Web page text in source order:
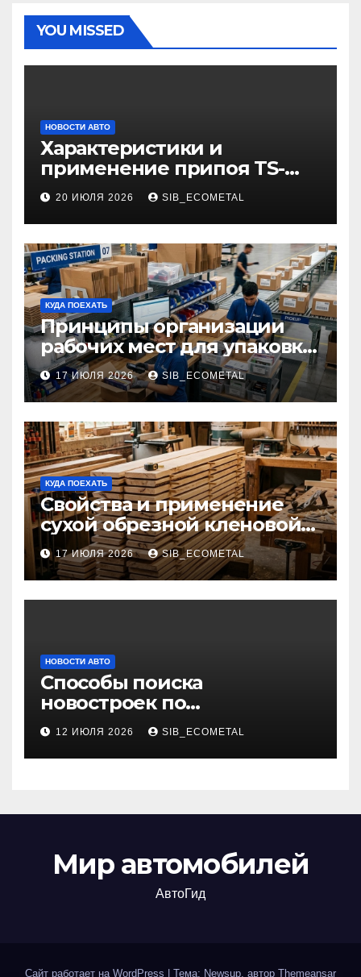
YOU MISSED
НОВОСТИ АВТО
Характеристики и
применение припоя TS-
99.35050
20 ИЮЛЯ 2026 SIB_ECOMETAL
КУДА ПОЕХАТЬ
Принципы организации
рабочих мест для упаковки
и комплектации товаров
17 ИЮЛЯ 2026 SIB_ECOMETAL
КУДА ПОЕХАТЬ
Свойства и применение
сухой обрезной кленовой
доски в столярном деле
17 ИЮЛЯ 2026 SIB_ECOMETAL
НОВОСТИ АВТО
Способы поиска
новостроек по
индивидуальным
параметрам
12 ИЮЛЯ 2026 SIB_ECOMETAL
Мир автомобилей
АвтоГид
Сайт работает на WordPress Тема: Newsup, автор Themeansar